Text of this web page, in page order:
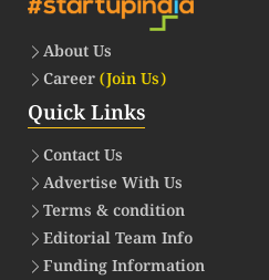
About Us
Career(Join Us)
Quick Links
Contact Us
Advertise With Us
Terms & condition
Editorial Team Info
Funding Information